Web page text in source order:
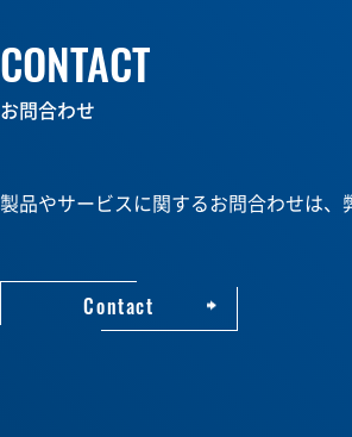
CONTACT
お問合わせ
製品やサービスに関するお問合わせは、
Contact